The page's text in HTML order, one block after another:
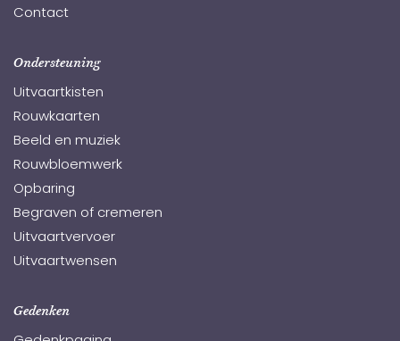
Contact
Ondersteuning
Uitvaartkisten
Rouwkaarten
Beeld en muziek
Rouwbloemwerk
Opbaring
Begraven of cremeren
Uitvaartvervoer
Uitvaartwensen
Gedenken